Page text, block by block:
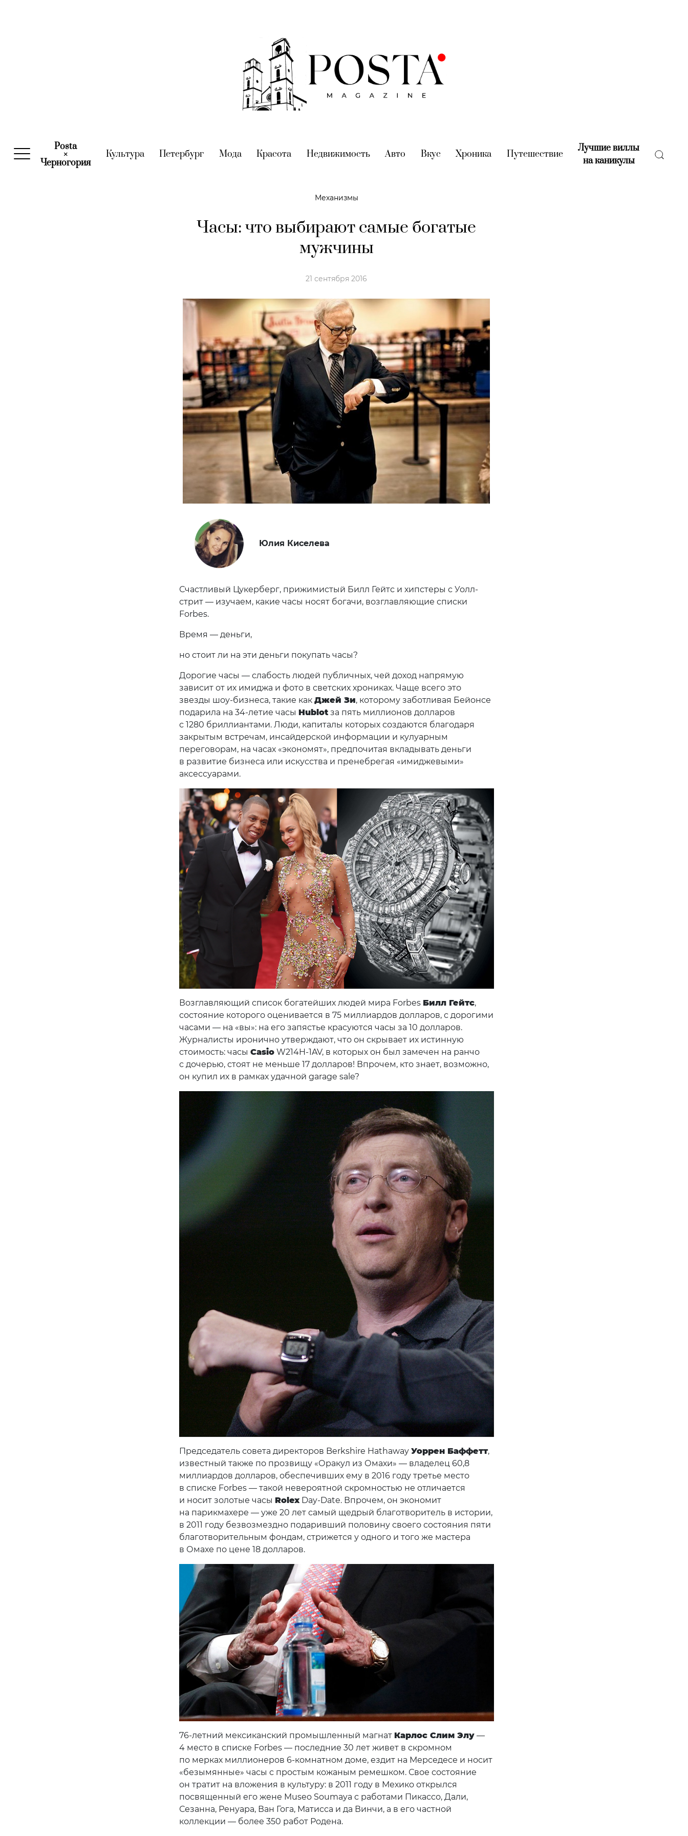
Posta
×
Черногория(current)
Культура(current)
Петербург (current)
Мода(current)
Красота (current)
Недвижимость(current)
Авто (current)
Вкус (current)
Хроника (current)
Путешествие(current)
Лучшие виллы
на каникулы(current)
Механизмы
Часы: что выбирают самые богатые
мужчины
21 сентября 2016
Юлия Киселева
Счастливый Цукерберг, прижимистый Билл Гейтс и хипстеры с Уолл-
стрит — изучаем, какие часы носят богачи, возглавляющие списки
Forbes.
Время — деньги,
но стоит ли на эти деньги покупать часы?
Дорогие часы — слабость людей публичных, чей доход напрямую
зависит от их имиджа и фото в светских хрониках. Чаще всего это
звезды шоу-бизнеса, такие как Джей Зи, которому заботливая Бейонсе
подарила на 34-летие часы Hublotза пять миллионов долларов
с 1280 бриллиантами. Люди, капиталы которых создаются благодаря
закрытым встречам, инсайдерской информации и кулуарным
переговорам, на часах «экономят», предпочитая вкладывать деньги
в развитие бизнеса или искусства и пренебрегая «имиджевыми»
аксессуарами.
Возглавляющий список богатейших людей мира Forbes Билл Гейтс,
состояние которого оценивается в 75 миллиардов долларов, с дорогими
часами — на «вы»: на его запястье красуются часы за 10 долларов.
Журналисты иронично утверждают, что он скрывает их истинную
стоимость: часы CasioW214H-1AV, в которых он был замечен на ранчо
с дочерью, стоят не меньше 17 долларов! Впрочем, кто знает, возможно,
он купил их в рамках удачной garage sale?
Председатель совета директоров Berkshire Hathaway Уоррен Баффетт,
известный также по прозвищу «Оракул из Омахи» — владелец 60,8
миллиардов долларов, обеспечивших ему в 2016 году третье место
в списке Forbes — такой невероятной скромностью не отличается
и носит золотые часы RolexDay-Date. Впрочем, он экономит
на парикмахере — уже 20 лет самый щедрый благотворитель в истории,
в 2011 году безвозмездно подаривший половину своего состояния пяти
благотворительным фондам, стрижется у одного и того же мастера
в Омахе по цене 18 долларов.
76-летний мексиканский промышленный магнат Карлос Слим Элу—
4 место в списке Forbes — последние 30 лет живет в скромном
по мерках миллионеров 6-комнатном доме, ездит на Мерседесе и носит
«безымянные» часы с простым кожаным ремешком. Свое состояние
он тратит на вложения в культуру: в 2011 году в Мехико открылся
посвященный его жене Museo Soumaya с работами Пикассо, Дали,
Сезанна, Ренуара, Ван Гога, Матисса и да Винчи, а в его частной
коллекции — более 350 работ Родена.